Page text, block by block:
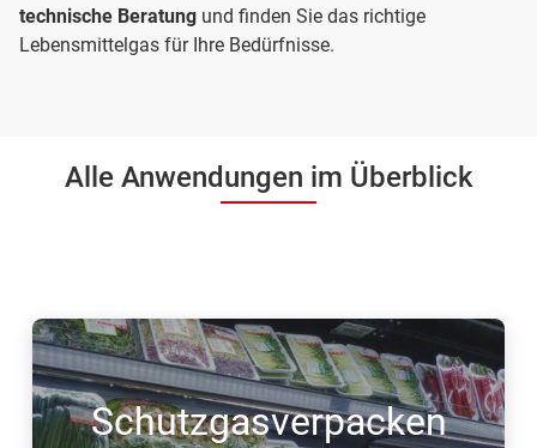
technische Beratung und finden Sie das richtige
Lebensmittelgas für Ihre Bedürfnisse.
Alle Anwendungen im Überblick
Schutzgasverpacken